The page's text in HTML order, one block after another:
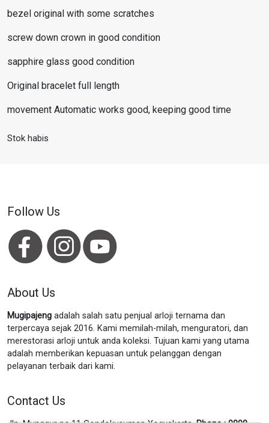
bezel original with some scratches
screw down crown in good condition
sapphire glass good condition
Original bracelet full length
movement Automatic works good, keeping good time
Stok habis
Follow Us
About Us
Mugipajeng adalah salah satu penjual arloji ternama dan
terpercaya sejak 2016. Kami memilah-milah, menguratori, dan
merestorasi arloji untuk anda koleksi. Tujuan kami yang utama
adalah memberikan kepuasan untuk pelanggan dengan
pelayanan terbaik dari kami.
Contact Us